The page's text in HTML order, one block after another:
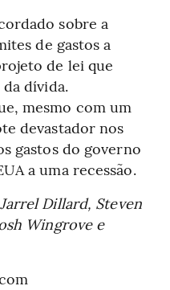
sobre a
de gastos a
de lei que
dívida.
mesmo com um
devastador nos
gastos do governo
a uma recessão.
Dillard, Steven
Wingrove e